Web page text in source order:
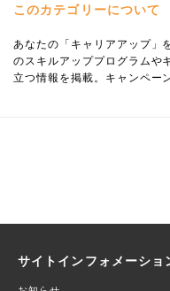
このカテゴリーについて
あなたの「キャリアアップ」
のスキルアッププログラムや
立つ情報を掲載。キャンペー
サイトインフォメーショ